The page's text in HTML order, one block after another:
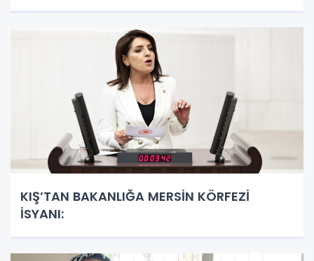
KIŞ’TAN BAKANLIĞA MERSİN KÖRFEZİ
İSYANI: